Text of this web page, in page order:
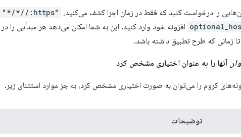
را درخواست کنید که فقط در زمان اجرا کشف می‌کنید، "https://*/*"
افزونه خود وارد کنید. این به شما امکان می‌دهد هر مبدأیی را در
زمانی که طرح تطبیق داشته باشد.
آنها را به عنوان اختیاری مشخص کرد
کروم را می‌توان به صورت اختیاری مشخص کرد، به جز موارد استثنای زیر.
توضیحات